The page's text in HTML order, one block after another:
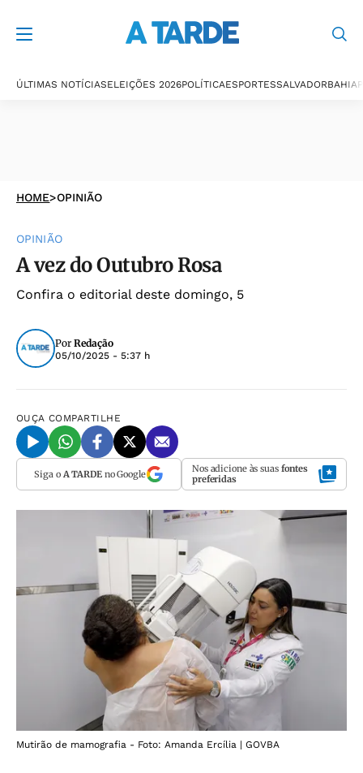
ÚLTIMAS NOTÍCIASELEIÇÕES 2026POLÍTICAESPORTESSALVADORBAHIA
HOME>OPINIÃO
OPINIÃO
A vez do Outubro Rosa
Confira o editorial deste domingo, 5
Por Redação
05/10/2025 - 5:37 h
OUÇA COMPARTILHE
Siga o A TARDEno Google Nos adicione às suas fontes
preferidas
Mutirão de mamografia - Foto: Amanda Ercília | GOVBA